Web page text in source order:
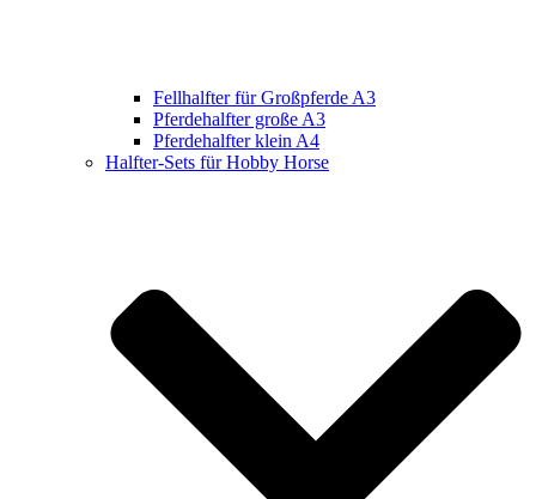
Fellhalfter für Großpferde A3
Pferdehalfter große A3
Pferdehalfter klein A4
Halfter-Sets für Hobby Horse